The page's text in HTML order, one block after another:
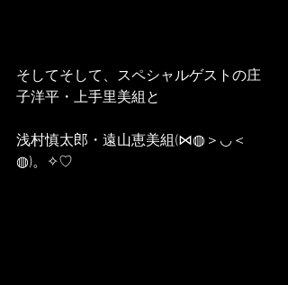
そしてそして、スペシャルゲストの庄
子洋平・上手里美組と
浅村慎太郎・遠山恵美組(⋈◍＞◡＜
◍)。✧♡